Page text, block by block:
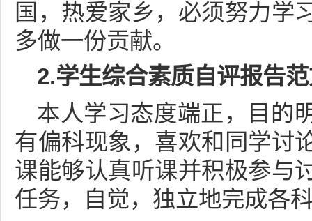
国，热爱家乡，必须努力学
多做一份贡献。
2.学生综合素质自评报告
本人学习态度端正，目的
有偏科现象，喜欢和同学讨
课能够认真听课并积极参与
任务，自觉，独立地完成各